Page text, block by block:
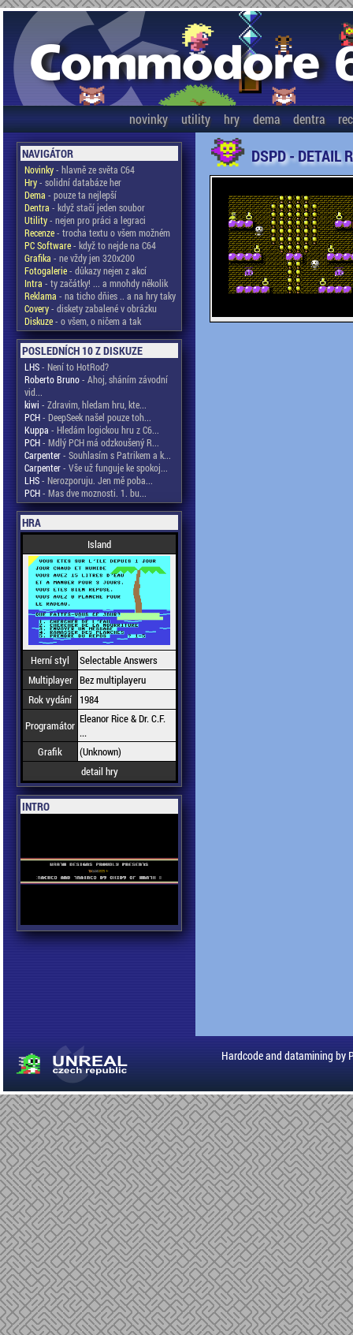
novinky utility hry dema dentra
NAVIGÁTOR
Novinky- hlavně ze světa C64
Hry- solidní databáze her
Dema - pouze ta nejlepší
Dentra - když stačí jeden soubor
Utility- nejen pro práci a legraci
Recenze- trocha textu o všem možném
PC Software- když to nejde na C64
Grafika - ne vždy jen 320x200
Fotogalerie- důkazy nejen z akcí
Intra - ty začátky! ... a mnohdy několik
Reklama - na ticho dňies .. a na hry taky
Covery- diskety zabalené v obrázku
Diskuze- o všem, o ničem a tak
POSLEDNÍCH 10 Z DISKUZE
LHS- Není to HotRod?
Roberto Bruno- Ahoj, sháním závodní
vid...
kiwi - Zdravim, hledam hru, kte...
PCH- DeepSeek našel pouze toh...
Kuppa - Hledám logickou hru z C6...
PCH- Mdlý PCH má odzkoušený R...
Carpenter- Souhlasím s Patrikem a k...
Carpenter- Vše už funguje ke spokoj...
LHS- Nerozporuju. Jen mě poba...
PCH- Mas dve moznosti. 1. bu...
HRA
Island
Herní styl
Selectable Answers
Multiplayer Bez multiplayeru
Rok vydání
1984
Programátor Eleanor Rice & Dr. C.F.
...
Grafik
(Unknown)
detail hry
INTRO
DSPD - DETAIL
Hardcode and datamining by